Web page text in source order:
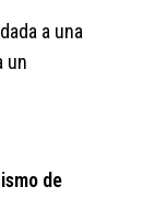
a una
un
de